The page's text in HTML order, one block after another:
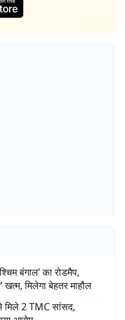
बंगाल’ का रोडमैप,
खत्म, मिलेगा बेहतर माहौल
मिले 2 TMC सांसद,